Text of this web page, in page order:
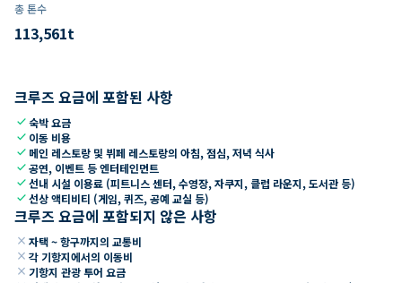
총 톤수
113,561t
크루즈 요금에 포함된 사항
check숙박 요금
check 이동 비용
check 메인 레스토랑 및 뷔페 레스토랑의 아침, 점심, 저녁 식사
check공연, 이벤트 등 엔터테인먼트
check선내 시설 이용료 (피트니스 센터, 수영장, 자쿠지, 클럽 라운지, 도서관 등)
check선상 액티비티 (게임, 퀴즈, 공예 교실 등)
크루즈 요금에 포함되지 않은 사항
close 자택 ~ 항구까지의 교통비
close 각 기항지에서의 이동비
close 기항지 관광 투어 요금